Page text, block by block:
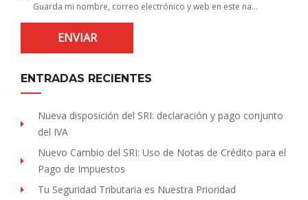
Guarda mi nombre, correo electrónico y web en este navegador para la próxima vez que comente.
ENTRADAS RECIENTES
Nueva disposición del SRI: declaración y pago conjunto
del IVA
Nuevo Cambio del SRI: Uso de Notas de Crédito para el
Pago de Impuestos
Tu Seguridad Tributaria es Nuestra Prioridad